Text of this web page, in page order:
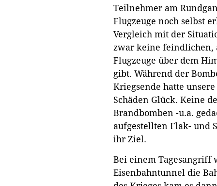
Teilnehmer am
Flugzeuge noch selbst
Vergleich mit der
zwar keine feindlichen,
Flugzeuge über dem
gibt. Während der
Kriegsende hatte
Schäden Glück. Keine
Brandbomben -u.a.
aufgestellten Flak- und
ihr Ziel.
Bei einem Tagesangriff
Eisenbahntunnel die